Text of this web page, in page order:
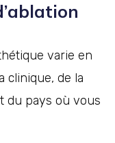
varie en
clinique, de la
du pays où vous